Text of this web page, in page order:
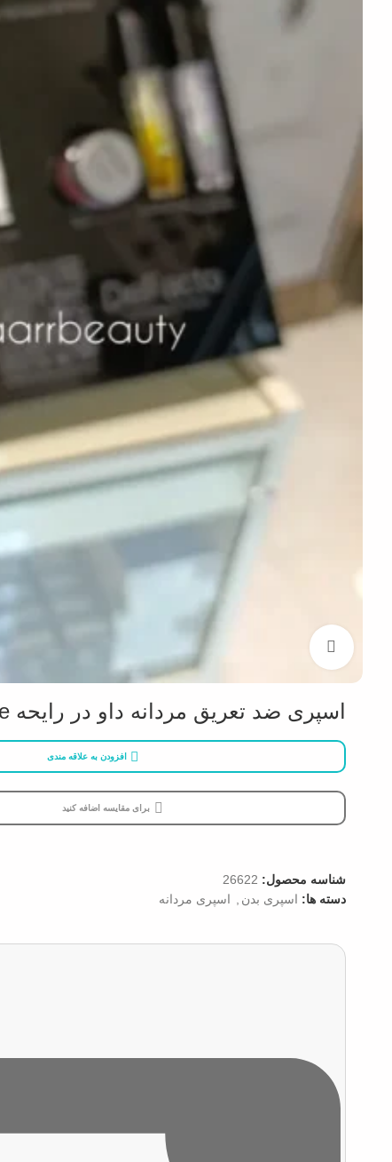
اسپری ضد تعریق مردانه داو در رایحه sport active +
افزودن به علاقه مندی
برای مقایسه اضافه کنید
شناسه محصول: 26622
دسته ها: اسپری بدن
اسپری مردانه